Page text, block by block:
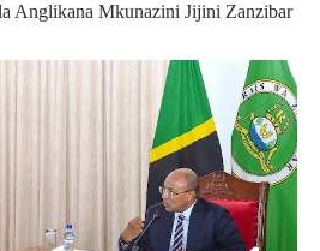
Anglikana Mkunazini Jijini Zanzibar